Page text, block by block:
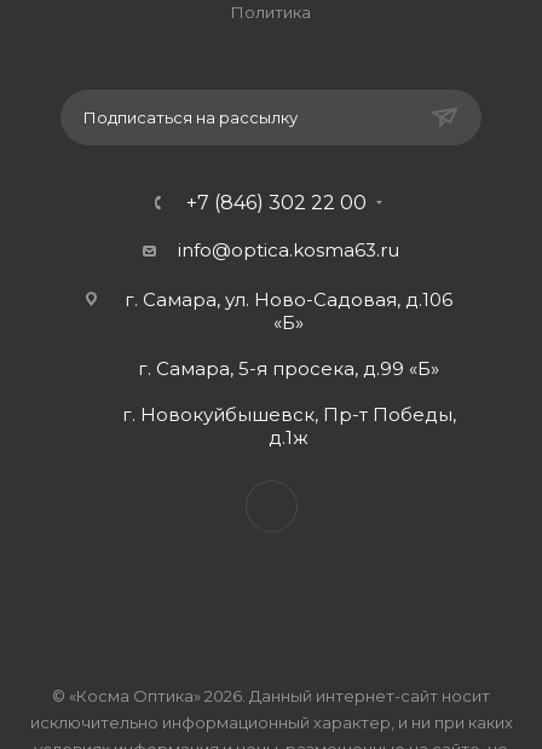
Политика
Подписаться на рассылку
+7 (846) 302 22 00
info@optica.kosma63.ru
г. Самара, ул. Ново-Садовая, д.106
«Б»
г. Самара, 5-я просека, д.99 «Б»
г. Новокуйбышевск, Пр-т Победы,
д.1ж
© «Косма Оптика» 2026. Данный интернет-сайт носит
исключительно информационный характер, и ни при каких